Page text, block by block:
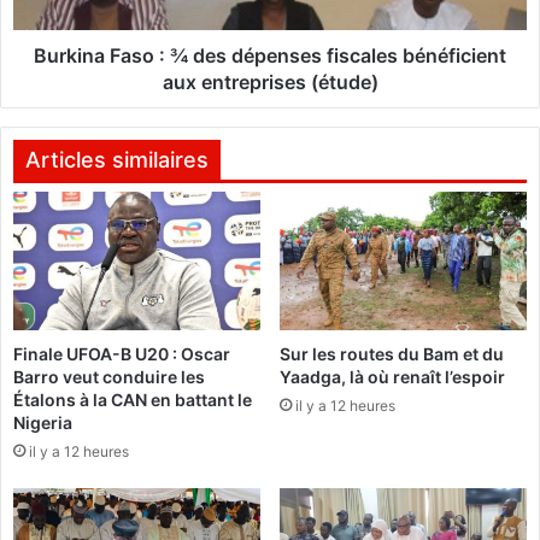
c
e
l
e
s
c
o
r
r
e
c
t
u
r
a
:
¾
e
s
d
é
p
e
n
s
e
s
f
i
c
a
Burkina Faso : ¾ des dépenses fiscales bénéficient
aux entreprises (étude)
Articles similaires
Finale UFOA-B U20 : Oscar
Barro veut conduire les
Étalons à la CAN en battant le
Nigeria
il y a 12 heures
Sur les routes du Bam et du
Yaadga, là où renaît l’espoir
il y a 12 heures